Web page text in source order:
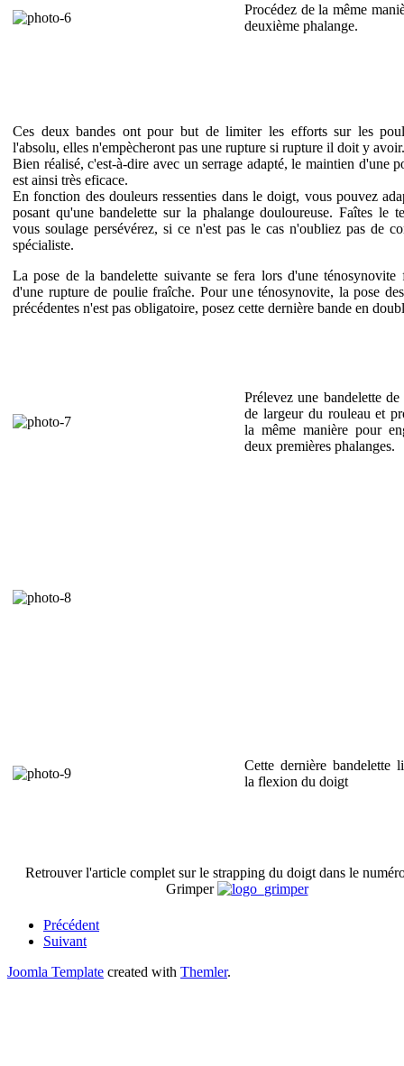
Procédez de la même
deuxième phalange.
Ces deux bandes ont pour but de limiter les efforts sur les
l'absolu, elles n'empècheront pas une rupture si rupture il doit y avoir.
Bien réalisé, c'est-à-dire avec un serrage adapté, le maintien d'une
est ainsi très eficace.
En fonction des douleurs ressenties dans le doigt, vous pouvez
posant qu'une bandelette sur la phalange douloureuse. Faîtes le
vous soulage persévérez, si ce n'est pas le cas n'oubliez pas de
spécialiste.
La pose de la bandelette suivante se fera lors d'une ténosynovite
d'une rupture de poulie fraîche. Pour une ténosynovite, la pose
précédentes n'est pas obligatoire, posez cette dernière bande en
Prélevez une bandelette
de largeur du rouleau et
la même manière pour
deux premières phalanges.
Cette dernière bandelette
la flexion du doigt
Retrouver l'article complet sur le strapping du doigt dans le
Grimper
Précédent
Suivant
Joomla Template created with Themler.